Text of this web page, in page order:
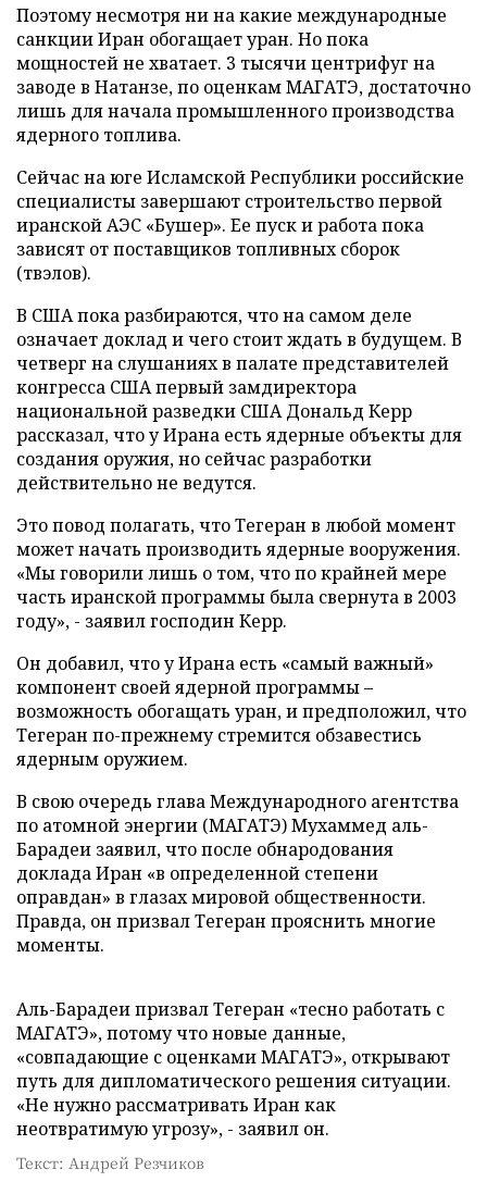
Поэтому несмотря ни на какие международные
санкции Иран обогащает уран. Но пока
мощностей не хватает. 3 тысячи центрифуг на
заводе в Натанзе, по оценкам МАГАТЭ, достаточно
лишь для начала промышленного производства
ядерного топлива.
Сейчас на юге Исламской Республики российские
специалисты завершают строительство первой
иранской АЭС «Бушер». Ее пуск и работа пока
зависят от поставщиков топливных сборок
(твэлов).
В США пока разбираются, что на самом деле
означает доклад и чего стоит ждать в будущем. В
четверг на слушаниях в палате представителей
конгресса США первый замдиректора
национальной разведки США Дональд Керр
рассказал, что у Ирана есть ядерные объекты для
создания оружия, но сейчас разработки
действительно не ведутся.
Это повод полагать, что Тегеран в любой момент
может начать производить ядерные вооружения.
«Мы говорили лишь о том, что по крайней мере
часть иранской программы была свернута в 2003
году», - заявил господин Керр.
Он добавил, что у Ирана есть «самый важный»
компонент своей ядерной программы –
возможность обогащать уран, и предположил, что
Тегеран по-прежнему стремится обзавестись
ядерным оружием.
В свою очередь глава Международного агентства
по атомной энергии (МАГАТЭ) Мухаммед аль-
Барадеи заявил, что после обнародования
доклада Иран «в определенной степени
оправдан» в глазах мировой общественности.
Правда, он призвал Тегеран прояснить многие
моменты.
Аль-Барадеи призвал Тегеран «тесно работать с
МАГАТЭ», потому что новые данные,
«совпадающие с оценками МАГАТЭ», открывают
путь для дипломатического решения ситуации.
«Не нужно рассматривать Иран как
неотвратимую угрозу», - заявил он.
Текст: Андрей Резчиков